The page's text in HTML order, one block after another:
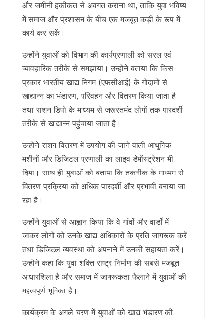
और जमीनी हकीकत से अवगत कराना था, ताकि युवा भविष्य
में समाज और प्रशासन के बीच एक मजबूत कड़ी के रूप में
कार्य कर सकें।
उन्होंने युवाओं को विभाग की कार्यप्रणाली को सरल एवं
व्यावहारिक तरीके से समझाया। उन्होंने बताया कि किस
प्रकार भारतीय खाद्य निगम (एफसीआई) के गोदामों से
खाद्यान्न का भंडारण, परिवहन और वितरण किया जाता है
तथा राशन डिपो के माध्यम से जरूरतमंद लोगों तक पारदर्शी
तरीके से खाद्यान्न पहुंचाया जाता है।
उन्होंने राशन वितरण में उपयोग की जाने वाली आधुनिक
मशीनों और डिजिटल प्रणाली का लाइव डेमोंस्ट्रेशन भी
दिया। साथ ही युवाओं को बताया कि तकनीक के माध्यम से
वितरण प्रक्रिया को अधिक पारदर्शी और प्रभावी बनाया जा
रहा है।
उन्होंने युवाओं से आह्वान किया कि वे गांवों और वार्डों में
जाकर लोगों को उनके खाद्य अधिकारों के प्रति जागरूक करें
तथा डिजिटल व्यवस्था को अपनाने में उनकी सहायता करें।
उन्होंने कहा कि युवा शक्ति राष्ट्र निर्माण की सबसे मजबूत
आधारशिला है और समाज में जागरूकता फैलाने में युवाओं की
महत्वपूर्ण भूमिका है।
कार्यक्रम के अगले चरण में युवाओं को खाद्य भंडारण की